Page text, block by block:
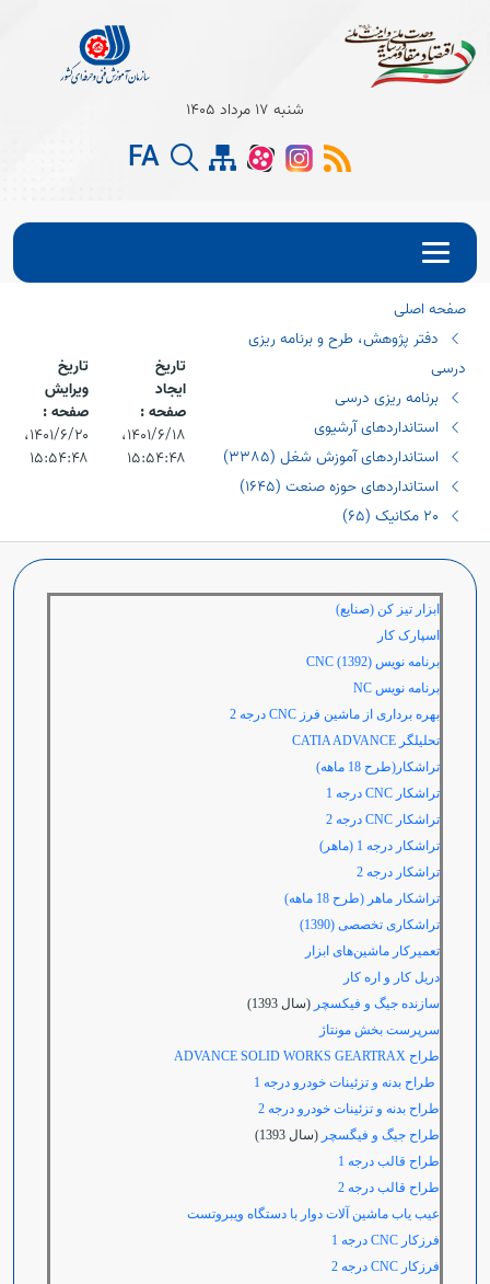
Open
شنبه 17 مرداد 1405
FA
صفحه اصلی
دفتر پژوهش، طرح و برنامه ریزی
درسی
برنامه ریزی درسی
استانداردهای آرشیوی
استانداردهای آموزش شغل (٣٣٨٥)
استانداردهای حوزه صنعت (١٦٤٥)
٢٠ مکانیک (٦٥)
تاریخ
ایجاد
صفحه :
۱۴۰۱/۶/۱۸،‏
۱۵:۵۴:۴۸
تاریخ
ویرایش
صفحه :
۱۴۰۱/۶/۲۰،‏
۱۵:۵۴:۴۸
ابزار تیز کن (صنایع)
اسپارک کار
برنامه نویس (1392) CNC
برنامه نویس NC
بهره برداری از ماشین فرز CNC درجه 2
تحلیلگر CATIA ADVANCE
تراشکار(طرح 18 ماهه)
تراشکار CNC درجه
تراشکار CNC درجه
تراشکار درجه 1 (ماهر)
تراشکار درجه 2
تراشكار ماهر (طرح 18 ماهه)
تراشکاری تخصصی (1390)
تعمیرکار ماشین‌های ابزار
دریل کار و اره کار
سازنده جیگ و فیکسچر (سال 1393)
سرپرست بخش مونتاژ
طراح ADVANCE SOLID WORKS GEARTRAX
طراح بدنه و تزئینات خودرو درجه 1
طراح بدنه و تزئینات خودرو درجه 2
طراح جیگ و فیگسچر (سال 1393)
طراح قالب درجه 1
طراح قالب درجه 2
عیب یاب ماشین آلات دوار با دستگاه ویبروتست
فرزكار CNC درجه
فرزکار CNC درجه 2